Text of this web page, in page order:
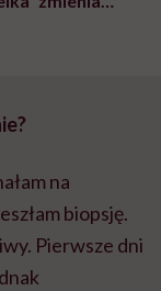
na
biopsję.
Pierwsze dni